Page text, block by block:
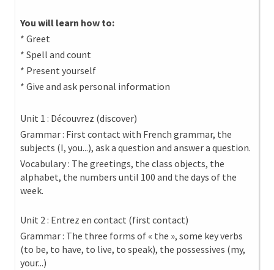
You will learn how to:
* Greet
* Spell and count
* Present yourself
* Give and ask personal information
Unit 1 : Découvrez (discover)
Grammar : First contact with French grammar, the
subjects (I, you...), ask a question and answer a question.
Vocabulary : The greetings, the class objects, the
alphabet, the numbers until 100 and the days of the
week.
Unit 2 : Entrez en contact (first contact)
Grammar : The three forms of « the », some key verbs
(to be, to have, to live, to speak), the possessives (my,
your...)